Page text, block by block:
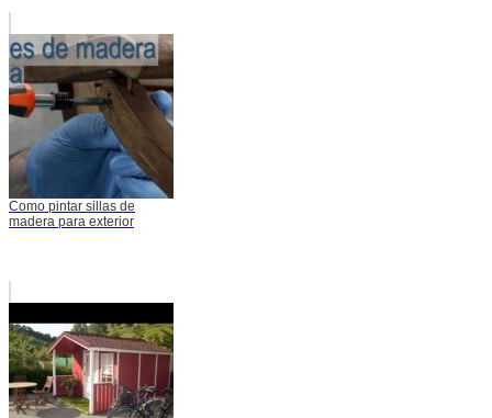
Como pintar sillas de
madera para exterior